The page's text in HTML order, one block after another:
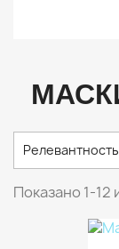
Релевантность
Показано 1-12